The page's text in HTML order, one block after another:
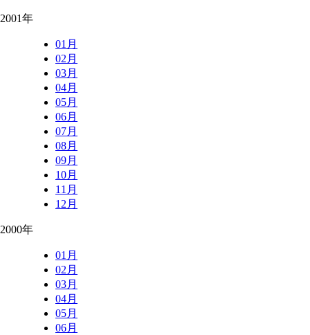
2001年
01月
02月
03月
04月
05月
06月
07月
08月
09月
10月
11月
12月
2000年
01月
02月
03月
04月
05月
06月